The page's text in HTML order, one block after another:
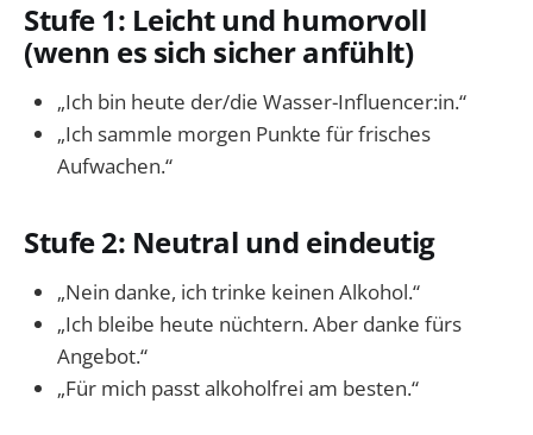
Stufe 1: Leicht und humorvoll
(wenn es sich sicher anfühlt)
„Ich bin heute der/die Wasser-Influencer:in.“
„Ich sammle morgen Punkte für frisches
Aufwachen.“
Stufe 2: Neutral und eindeutig
„Nein danke, ich trinke keinen Alkohol.“
„Ich bleibe heute nüchtern. Aber danke fürs
Angebot.“
„Für mich passt alkoholfrei am besten.“